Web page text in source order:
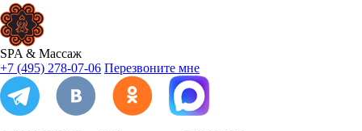
SPA & Массаж
+7 (495) 278-07-06 Перезвоните мне